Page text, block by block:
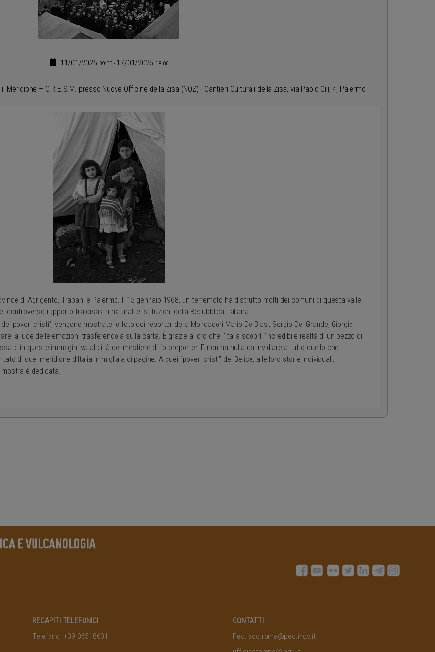
11/01/2025 09:00- 17/01/2025 18:00
– C.R.E.S.M. presso Nuove Officine della Zisa (NOZ) - Cantieri Culturali della Zisa, via Paolo Gili, 4, Palermo
di Agrigento, Trapani e Palermo. Il 15 gennaio 1968, un terremoto ha distrutto molti dei comuni di questa valle.
controverso rapporto tra disastri naturali e istituzioni della Repubblica Italiana.
poveri cristi”, vengono mostrate le foto dei reporter della Mondadori Mario De Biasi, Sergio Del Grande, Giorgio
la luce delle emozioni trasferendola sulla carta. È grazie a loro che l’Italia scoprì l’incredibile realtà di un pezzo di
in queste immagini va al di là del mestiere di fotoreporter. E non ha nulla da invidiare a tutto quello che
di quel meridione d’Italia in migliaia di pagine. A quei “poveri cristi” del Belice, alle loro storie individuali,
è dedicata.
RECAPITI TELEFONICI
Telefono +39 06518601
CONTATTI
Pec: aoo.roma@pec.ingv.it